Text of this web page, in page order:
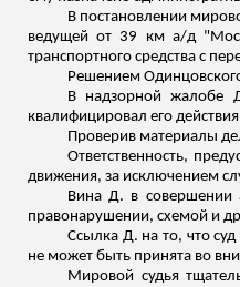
В постановлении
ведущей от 39 км а/д
транспортного средства с
Решением
В надзорной жалобе
квалифицировал его
Проверив материалы
Ответственность,
движения, за исключением
Вина Д. в совершении
правонарушении, схемой и
Ссылка Д. на то, что
не может быть принята во
Мировой судья